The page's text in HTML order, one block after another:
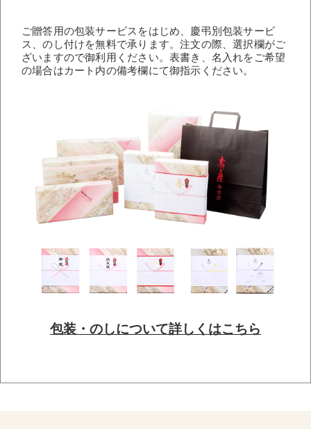
ご贈答用の包装サービスをはじめ、慶弔別包装サービ
ス、のし付けを無料で承ります。注文の際、選択欄がご
ざいますので御利用ください。表書き、名入れをご希望
の場合はカート内の備考欄にて御指示ください。
包装・のしについて詳しくはこちら